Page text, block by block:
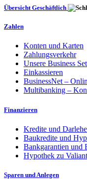
Übersicht Geschäftlich
Zahlen
Konten und Karten
Zahlungsverkehr
Unsere Business
Einkassieren
BusinessNet –
Multibanking –
Finanzieren
Kredite und
Baukredite und
Bankgarantien und
Hypothek zu
Sparen und Anlegen